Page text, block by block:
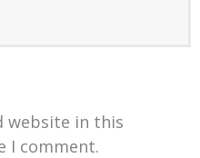
website in this
I comment.